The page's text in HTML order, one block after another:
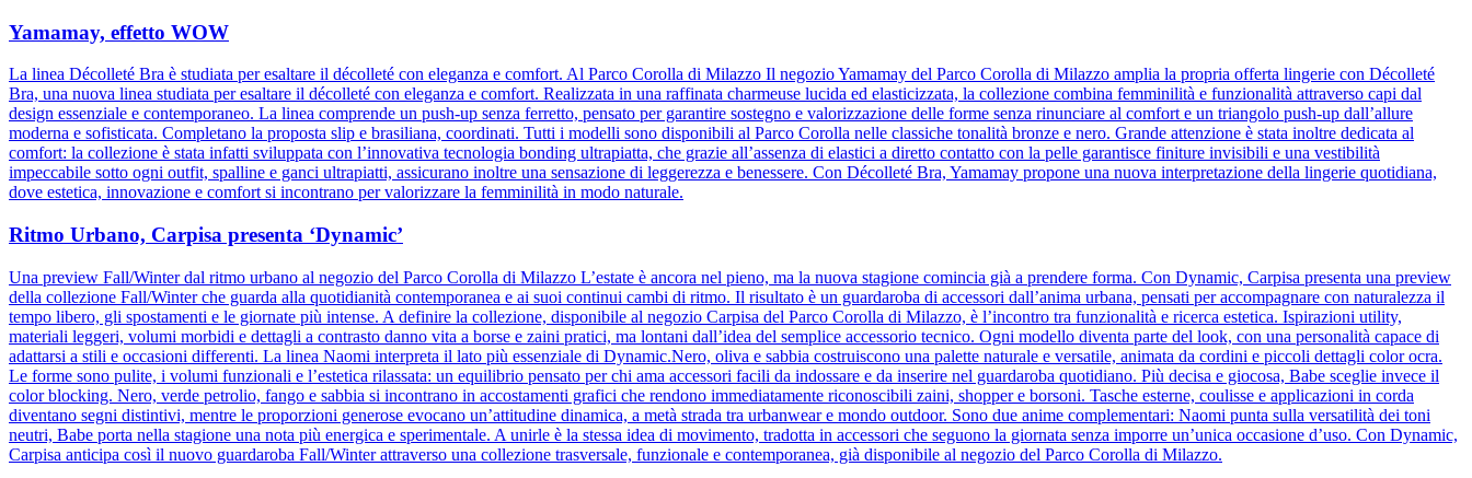
Yamamay, effetto WOW
La linea Décolleté Bra è studiata per esaltare il décolleté con eleganza e comfort. Al Parco Corolla di Milazzo Il negozio Yamamay del Parco Corolla di Milazzo amplia la propria offerta lingerie con Décolleté
Bra, una nuova linea studiata per esaltare il décolleté con eleganza e comfort. Realizzata in una raffinata charmeuse lucida ed elasticizzata, la collezione combina femminilità e funzionalità attraverso capi dal
design essenziale e contemporaneo. La linea comprende un push-up senza ferretto, pensato per garantire sostegno e valorizzazione delle forme senza rinunciare al comfort e un triangolo push-up dall’allure
moderna e sofisticata. Completano la proposta slip e brasiliana, coordinati. Tutti i modelli sono disponibili al Parco Corolla nelle classiche tonalità bronze e nero. Grande attenzione è stata inoltre dedicata al
comfort: la collezione è stata infatti sviluppata con l’innovativa tecnologia bonding ultrapiatta, che grazie all’assenza di elastici a diretto contatto con la pelle garantisce finiture invisibili e una vestibilità
impeccabile sotto ogni outfit, spalline e ganci ultrapiatti, assicurano inoltre una sensazione di leggerezza e benessere. Con Décolleté Bra, Yamamay propone una nuova interpretazione della lingerie quotidiana,
dove estetica, innovazione e comfort si incontrano per valorizzare la femminilità in modo naturale.
Ritmo Urbano, Carpisa presenta ‘Dynamic’
Una preview Fall/Winter dal ritmo urbano al negozio del Parco Corolla di Milazzo L’estate è ancora nel pieno, ma la nuova stagione comincia già a prendere forma. Con Dynamic, Carpisa presenta una preview
della collezione Fall/Winter che guarda alla quotidianità contemporanea e ai suoi continui cambi di ritmo. Il risultato è un guardaroba di accessori dall’anima urbana, pensati per accompagnare con naturalezza il
tempo libero, gli spostamenti e le giornate più intense. A definire la collezione, disponibile al negozio Carpisa del Parco Corolla di Milazzo, è l’incontro tra funzionalità e ricerca estetica. Ispirazioni utility,
materiali leggeri, volumi morbidi e dettagli a contrasto danno vita a borse e zaini pratici, ma lontani dall’idea del semplice accessorio tecnico. Ogni modello diventa parte del look, con una personalità capace di
adattarsi a stili e occasioni differenti. La linea Naomi interpreta il lato più essenziale di Dynamic.Nero, oliva e sabbia costruiscono una palette naturale e versatile, animata da cordini e piccoli dettagli color ocra.
Le forme sono pulite, i volumi funzionali e l’estetica rilassata: un equilibrio pensato per chi ama accessori facili da indossare e da inserire nel guardaroba quotidiano. Più decisa e giocosa, Babe sceglie invece il
color blocking. Nero, verde petrolio, fango e sabbia si incontrano in accostamenti grafici che rendono immediatamente riconoscibili zaini, shopper e borsoni. Tasche esterne, coulisse e applicazioni in corda
diventano segni distintivi, mentre le proporzioni generose evocano un’attitudine dinamica, a metà strada tra urbanwear e mondo outdoor. Sono due anime complementari: Naomi punta sulla versatilità dei toni
neutri, Babe porta nella stagione una nota più energica e sperimentale. A unirle è la stessa idea di movimento, tradotta in accessori che seguono la giornata senza imporre un’unica occasione d’uso. Con Dynamic,
Carpisa anticipa così il nuovo guardaroba Fall/Winter attraverso una collezione trasversale, funzionale e contemporanea, già disponibile al negozio del Parco Corolla di Milazzo.